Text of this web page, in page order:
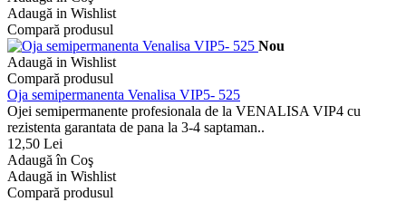
Adaugă in Wishlist
Compară produsul
Nou
Adaugă in Wishlist
Compară produsul
Oja semipermanenta Venalisa VIP5- 525
Ojei semipermanente profesionala de la VENALISA VIP4 cu
rezistenta garantata de pana la 3-4 saptaman..
12,50 Lei
Adaugă în Coş
Adaugă in Wishlist
Compară produsul